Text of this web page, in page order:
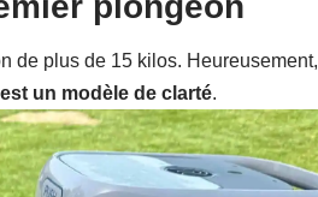
de plus de 15 kilos. Heureusement,
un modèle de clarté.